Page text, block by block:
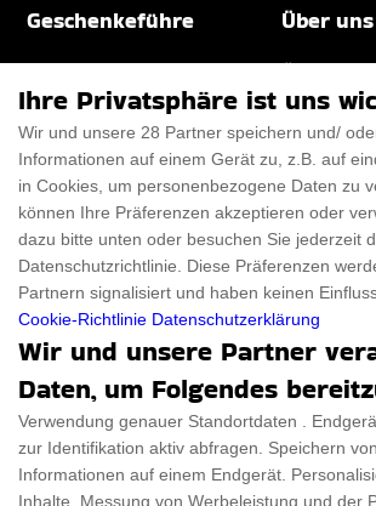
Geschenkeführe
Für Haustiere
ThanksGiving
Über uns
Trendiger
Black
Ein Produkt einreichen
Kontakt
Ein Produkt einreichen
Geschenkeführer
Cyber Monday
Impressum
Cookies
Ihre Privatsphäre ist uns
Wir und unsere 28 Partner speichern und/
Informationen auf einem Gerät zu, z.B. auf
in Cookies, um personenbezogene Daten zu
können Ihre Präferenzen akzeptieren oder
dazu bitte unten oder besuchen Sie jederzeit
Datenschutzrichtlinie. Diese Präferenzen
Partnern signalisiert und haben keinen
Cookie-Richtlinie Datenschutzerklärung
Wir und unsere Partner
Daten, um Folgendes
Verwendung genauer Standortdaten .
zur Identifikation aktiv abfragen. Speichern
Informationen auf einem Endgerät.
Inhalte, Messung von Werbeleistung und der